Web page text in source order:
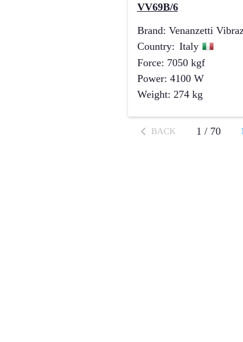
VV69B/6
Brand: Venanzetti
Country: Italy
Force: 7050 kgf
Power: 4100 W
Weight: 274 kg
BACK 1 / 70